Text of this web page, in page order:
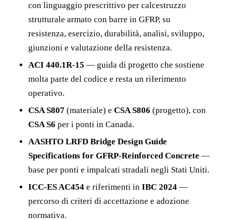
con linguaggio prescrittivo per calcestruzzo
strutturale armato con barre in GFRP, su
resistenza, esercizio, durabilità, analisi, sviluppo,
giunzioni e valutazione della resistenza.
ACI 440.1R-15 — guida di progetto che sostiene
molta parte del codice e resta un riferimento
operativo.
CSA S807 (materiale) e CSA S806 (progetto), con
CSA S6 per i ponti in Canada.
AASHTO LRFD Bridge Design Guide
Specifications for GFRP-Reinforced Concrete —
base per ponti e impalcati stradali negli Stati Uniti.
ICC-ES AC454 e riferimenti in IBC 2024 —
percorso di criteri di accettazione e adozione
normativa.